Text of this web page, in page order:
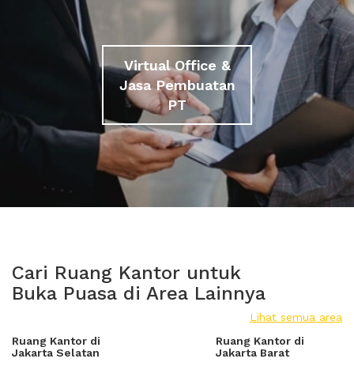
Virtual Office &
Jasa Pembuatan
PT
Cari Ruang Kantor untuk
Buka Puasa di Area Lainnya
Lihat semua area
Ruang Kantor di
Jakarta Selatan
Ruang Kantor di
Jakarta Barat